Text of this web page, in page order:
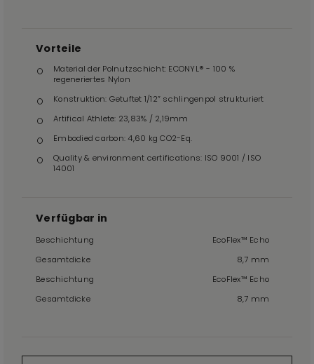
Vorteile
Material der Polnutzschicht: ECONYL® - 100 %
regeneriertes Nylon
Konstruktion: Getuftet 1/12” schlingenpol strukturiert
Artifical Athlete: 23,83% / 2,19mm
Embodied carbon: 4,60 kg CO2-Eq.
Quality & environment certifications: ISO 9001 / ISO
14001
Verfügbar in
Beschichtung
EcoFlex™ Echo
Gesamtdicke
8,7 mm
Beschichtung
EcoFlex™ Echo
Gesamtdicke
8,7 mm